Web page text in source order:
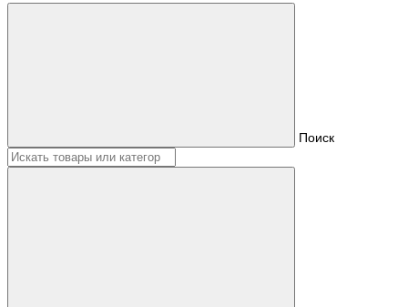
Поиск